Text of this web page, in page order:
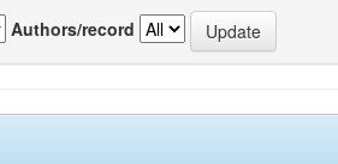
Authors/record